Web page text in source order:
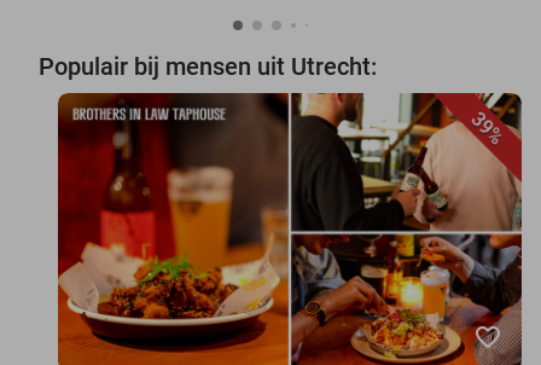
Populair bij mensen uit Utrecht:
39%
favorite_border